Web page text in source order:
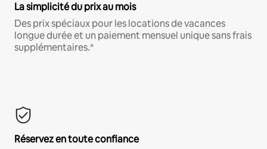
La simplicité du prix au mois
Des prix spéciaux pour les locations de vacances
longue durée et un paiement mensuel unique sans frais
supplémentaires.*
Réservez en toute confiance